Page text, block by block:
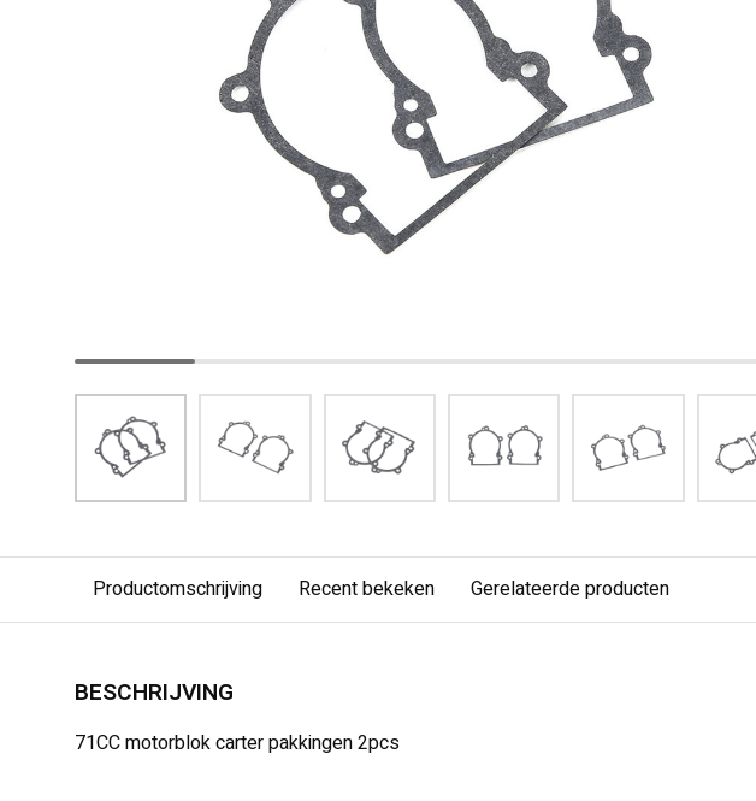
Productomschrijving Recent bekeken Gerelateerde producten
BESCHRIJVING
71CC motorblok carter pakkingen 2pcs